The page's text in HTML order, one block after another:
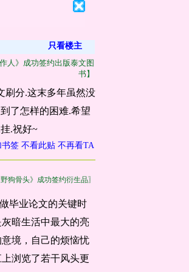
只看楼主
人》成功签约出版泰文图
书】
刷分.这末多年虽然没
了怎样的困难.希望
.祝好~
书签 不看此贴 不再看TA
狗骨头》成功签约衍生品〗
毕业论文的关键时
暗生活中最大的亮
境，自己的烦恼忧
浏览了若干风头更